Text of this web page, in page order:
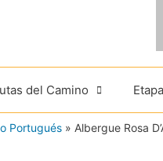
del Camino
Portugués » Albergue Rosa